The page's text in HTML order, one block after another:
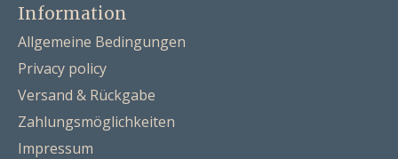
Information
Allgemeine Bedingungen
Privacy policy
Versand & Rückgabe
Zahlungsmöglichkeiten
Impressum